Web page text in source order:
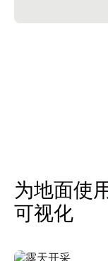
为地面使
可视化